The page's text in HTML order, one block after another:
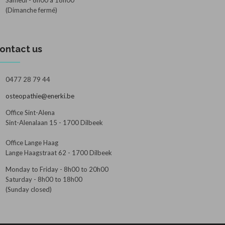
(Dimanche fermé)
us
0477 28 79 44
osteopathie@enerki.be
Office Sint-Alena
Sint-Alenalaan 15 - 1700 Dilbeek
Office Lange Haag
Lange Haagstraat 62 - 1700 Dilbeek
Monday to Friday - 8h00 to 20h00
Saturday - 8h00 to 18h00
(Sunday closed)